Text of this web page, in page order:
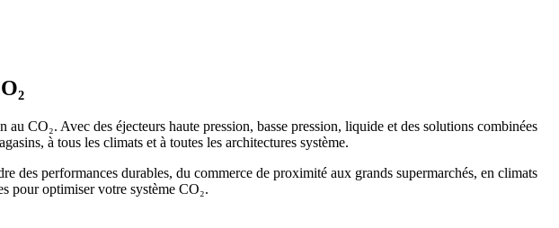
CO₂. Avec des éjecteurs haute pression, basse pression, liquide et des solutions combinées
à tous les climats et à toutes les architectures système.
des performances durables, du commerce de proximité aux grands supermarchés, en climats
pour optimiser votre système CO₂.